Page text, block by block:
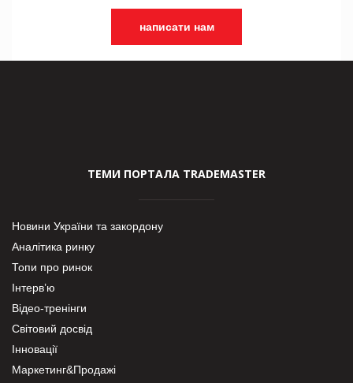
написати нам
ТЕМИ ПОРТАЛА TRADEMASTER
Новини України та закордону
Аналітика ринку
Топи про ринок
Інтерв’ю
Відео-тренінги
Світовий досвід
Інновації
Маркетинг&Продажі